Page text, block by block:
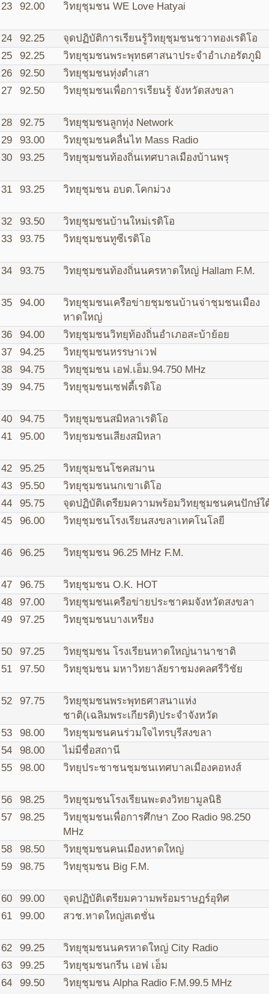
23 92.00 วิทยุชุมชน WE Love Hatyai
24 92.25
จุดปฏิบัติการเรียนรู้วิทยุชุมชนชวาทองเรดิโอ
25
92.25
วิทยุชุมชนพระพุทธศาสนาประจำอำเภอรัตภูมิ
26
92.50
วิทยุชุมชนทุ่งตำเสา
27
92.50 วิทยุชุมชนเพื่อการเรียนรู้ จังหวัดสงขลา
28 92.75
วิทยุชุมชนลูกทุ่ง Network
29
93.00
วิทยุชุมชนคลื่นไท Mass Radio
30
93.25 วิทยุชุมชนท้องถิ่นเทศบาลเมืองบ้านพรุ
31 93.25 วิทยุชุมชน อบต.โคกม่วง
32 93.50
วิทยุชุมชนบ้านใหม่เรดิโอ
33
93.75 วิทยุชุมชนทูซีเรดิโอ
34 93.75 วิทยุชุมชนท้องถิ่นนครหาดใหญ่ Hallam F.M.
35 94.00
วิทยุชุมชนเครือข่ายชุมชนบ้านจ่าชุมชนเมือง
หาดใหญ่
36
94.00
วิทยุชุมชนวิทยุท้องถิ่นอำเภอสะบ้าย้อย
37
94.25
วิทยุชุมชนหรรษาเวฟ
38
94.75
วิทยุชุมชน เอฟ.เอ็ม.94.750 MHz
39
94.75 วิทยุชุมชนเซฟตี้เรดิโอ
40 94.75
วิทยุชุมชนสมิหลาเรดิโอ
41
95.00 วิทยุชมชนเสียงสมิหลา
42 95.25
วิทยุชุมชนโชคสมาน
43
95.50
วิทยุชุมชนนกเขาเดิโอ
44
95.75
จุดปฏิบัติเตรียมความพร้อมวิทยุชุมชนคนปักษ์ใ
45
96.00 วิทยุชุมชนโรงเรียนสงขลาเทคโนโลยี
46 96.25 วิทยุชุมชน 96.25 MHz F.M.
47 96.75
วิทยุชุมชน O.K. HOT
48
97.00
วิทยุชุมชนเครือข่ายประชาคมจังหวัดสงขลา
49
97.25 วิทยุชุมชนบางเหรียง
50 97.25
วิทยุชุมชน โรงเรียนหาดใหญ่นานาชาติ
51
97.50 วิทยุชุมชน มหาวิทยาลัยราชมงคลศรีวิชัย
52 97.75
วิทยุชุมชนพระพุทธศาสนาแห่ง
ชาติ(เฉลิมพระเกียรติ)ประจำจังหวัด
53
98.00
วิทยุชุมชนคนร่วมใจไทรบุรีสงขลา
54
98.00
ไม่มีชื่อสถานี
55
98.00 วิทยุประชาชนชุมชนเทศบาลเมืองคอหงส์
56 98.25
วิทยุชุมชนโรงเรียนพะตงวิทยามูลนิธิ
57
98.25
วิทยุชุมชนเพื่อการศึกษา Zoo Radio 98.250
MHz
58
98.50
วิทยุชุมชนคนเมืองหาดใหญ่
59
98.75 วิทยุชุมชน Big F.M.
60 99.00
จุดปฏิบัติเตรียมความพร้อมราษฏร์อุทิศ
61
99.00 สวช.หาดใหญ่สเตชั่น
62 99.25
วิทยุชุมชนนครหาดใหญ่ City Radio
63
99.25
วิทยุชุมชนกรีน เอฟ เอ็ม
64
99.50 วิทยุชุมชน Alpha Radio F.M.99.5 MHz